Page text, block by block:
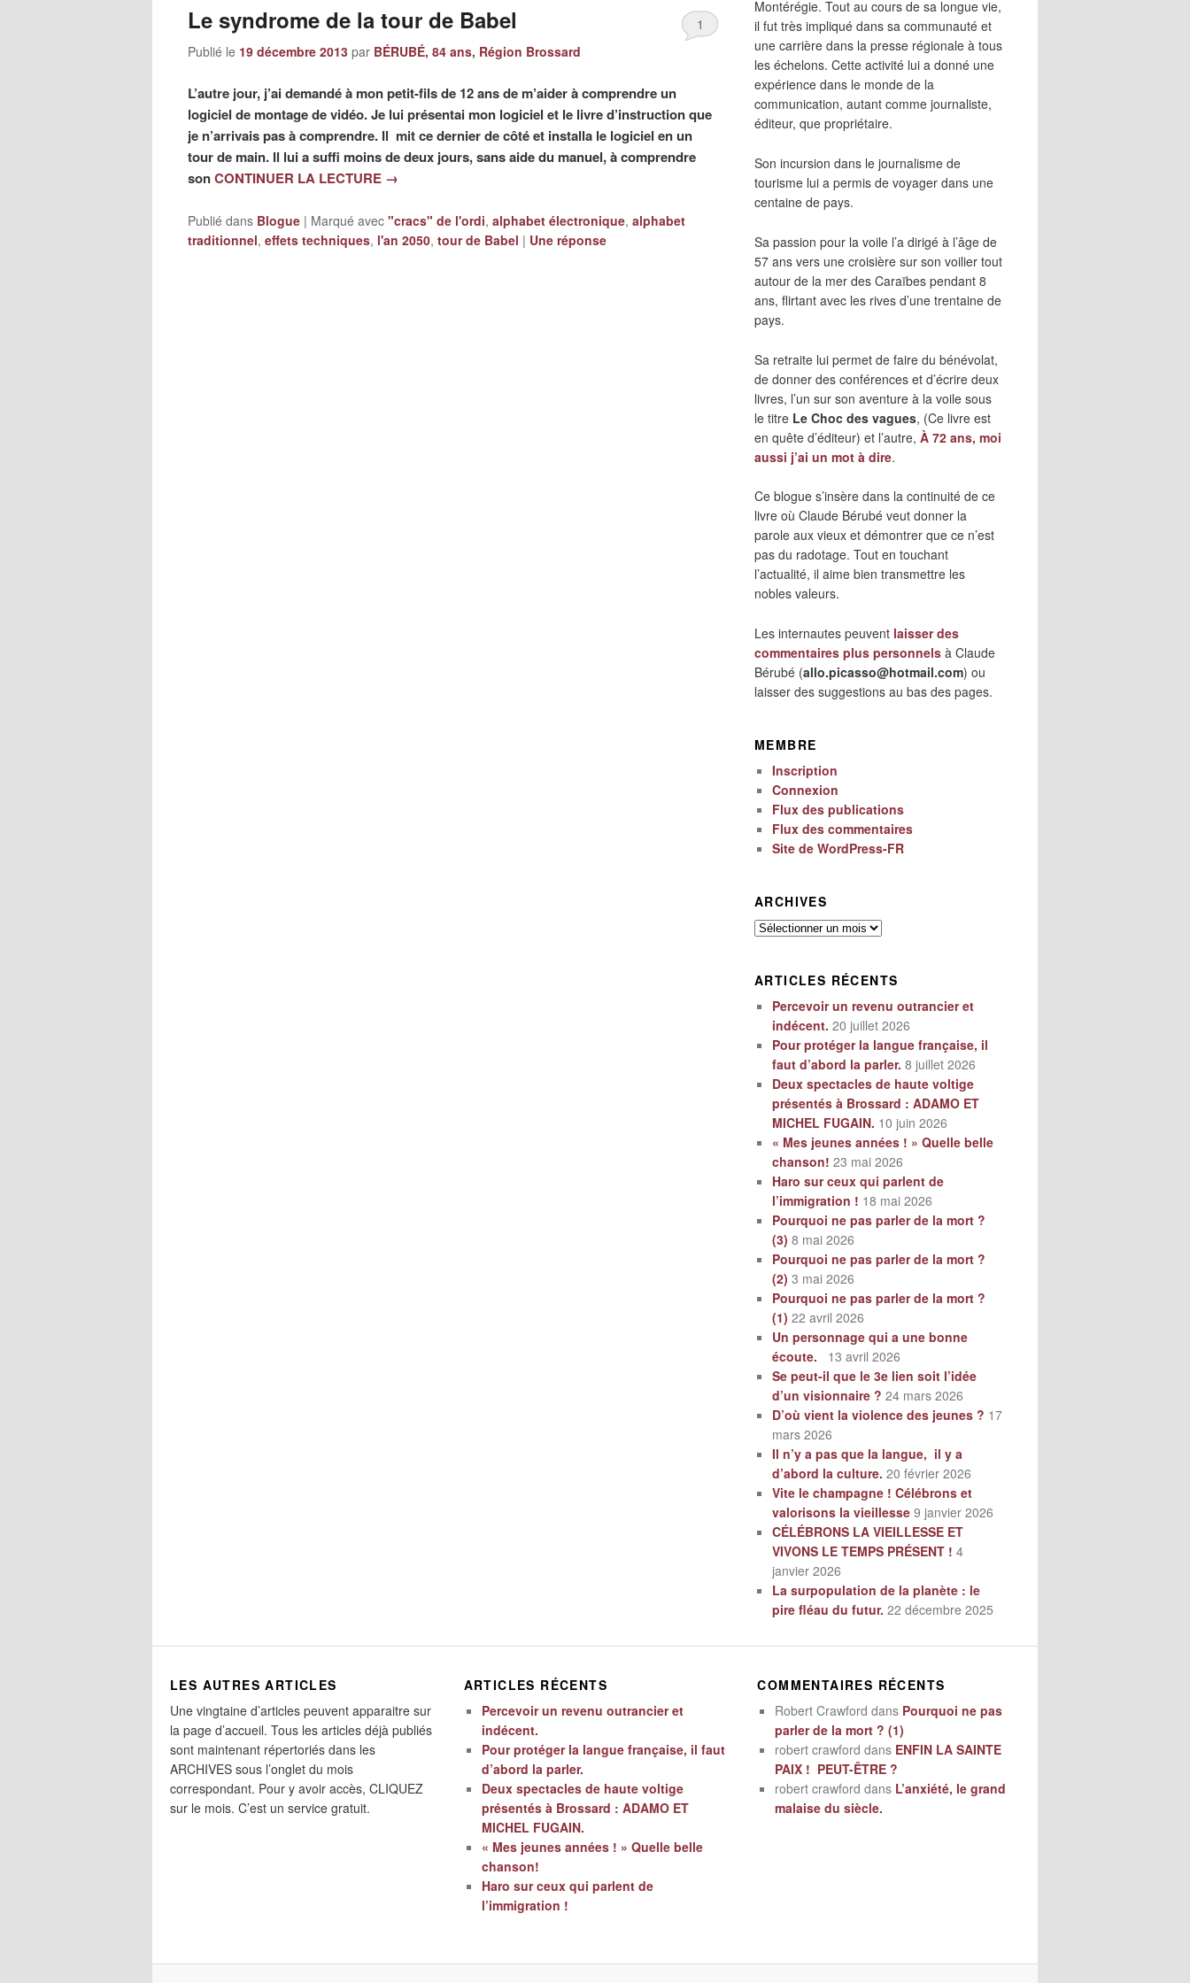
Le syndrome de la tour de Babel
Publié le 19 décembre 2013 par BÉRUBÉ, 84 ans, Région Brossard
1
L’autre jour, j’ai demandé à mon petit-fils de 12 ans de m’aider à comprendre un
logiciel de montage de vidéo. Je lui présentai mon logiciel et le livre d’instruction que
je n’arrivais pas à comprendre. Il mit ce dernier de côté et installa le logiciel en un
tour de main. Il lui a suffi moins de deux jours, sans aide du manuel, à comprendre
sonCONTINUER LA LECTURE →
Publié dans Blogue | Marqué avec "cracs" de l'ordi, alphabet électronique, alphabet
traditionnel, effets techniques, l'an 2050, tour de Babel | Une réponse
Montérégie. Tout au cours de sa longue vie,
il fut très impliqué dans sa communauté et
une carrière dans la presse régionale à tous
les échelons. Cette activité lui a donné une
expérience dans le monde de la
communication, autant comme journaliste,
éditeur, que propriétaire.
Son incursion dans le journalisme de
tourisme lui a permis de voyager dans une
centaine de pays.
Sa passion pour la voile l’a dirigé à l’âge de
57 ans vers une croisière sur son voilier tout
autour de la mer des Caraïbes pendant 8
ans, flirtant avec les rives d’une trentaine de
pays.
Sa retraite lui permet de faire du bénévolat,
de donner des conférences et d’écrire deux
livres, l’un sur son aventure à la voile sous
le titre Le Choc des vagues, (Ce livre est
en quête d’éditeur) et l’autre, À 72 ans, moi
aussi j’ai un mot à dire.
Ce blogue s’insère dans la continuité de ce
livre où Claude Bérubé veut donner la
parole aux vieux et démontrer que ce n’est
pas du radotage. Tout en touchant
l’actualité, il aime bien transmettre les
nobles valeurs.
Les internautes peuvent laisser des
commentaires plus personnels à Claude
Bérubé (allo.picasso@hotmail.com) ou
laisser des suggestions au bas des pages.
MEMBRE
Inscription
Connexion
Flux des publications
Flux des commentaires
Site de WordPress-FR
ARCHIVES
Archives
ARTICLES RÉCENTS
Percevoir un revenu outrancier et
indécent. 20 juillet 2026
Pour protéger la langue française, il
faut d’abord la parler. 8 juillet 2026
Deux spectacles de haute voltige
présentés à Brossard : ADAMO ET
MICHEL FUGAIN. 10 juin 2026
« Mes jeunes années ! » Quelle belle
chanson! 23 mai 2026
Haro sur ceux qui parlent de
l’immigration ! 18 mai 2026
Pourquoi ne pas parler de la mort ?
(3) 8 mai 2026
Pourquoi ne pas parler de la mort ?
(2) 3 mai 2026
Pourquoi ne pas parler de la mort ?
(1) 22 avril 2026
Un personnage qui a une bonne
écoute.
13 avril 2026
Se peut-il que le 3e lien soit l’idée
d’un visionnaire ? 24 mars 2026
D’où vient la violence des jeunes ? 17
mars 2026
Il n’y a pas que la langue, il y a
d’abord la culture. 20 février 2026
Vite le champagne ! Célébrons et
valorisons la vieillesse 9 janvier 2026
CÉLÉBRONS LA VIEILLESSE ET
VIVONS LE TEMPS PRÉSENT ! 4
janvier 2026
La surpopulation de la planète : le
pire fléau du futur. 22 décembre 2025
LES AUTRES ARTICLES
Une vingtaine d’articles peuvent apparaitre sur
la page d’accueil. Tous les articles déjà publiés
sont maintenant répertoriés dans les
ARCHIVES sous l’onglet du mois
correspondant. Pour y avoir accès, CLIQUEZ
sur le mois. C’est un service gratuit.
ARTICLES RÉCENTS
Percevoir un revenu outrancier et
indécent.
Pour protéger la langue française, il faut
d’abord la parler.
Deux spectacles de haute voltige
présentés à Brossard : ADAMO ET
MICHEL FUGAIN.
« Mes jeunes années ! » Quelle belle
chanson!
Haro sur ceux qui parlent de
l’immigration !
COMMENTAIRES RÉCENTS
Robert Crawford dans Pourquoi ne pas
parler de la mort ? (1)
robert crawford dans ENFIN LA SAINTE
PAIX ! PEUT-ÊTRE ?
robert crawford dans L’anxiété, le grand
malaise du siècle.